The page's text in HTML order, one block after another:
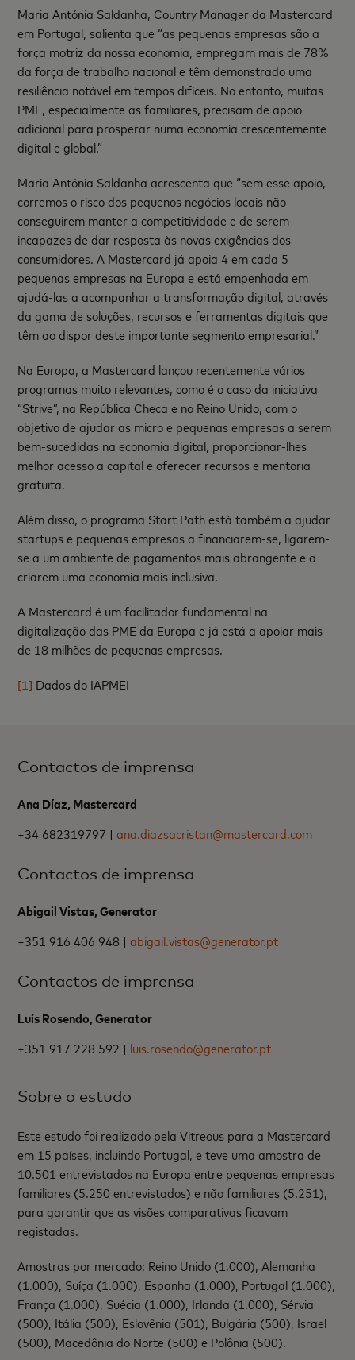
Maria Antónia Saldanha, Country Manager da Mastercard
em Portugal, salienta que “as pequenas empresas são a
força motriz da nossa economia, empregam mais de 78%
da força de trabalho nacional e têm demonstrado uma
resiliência notável em tempos difíceis. No entanto, muitas
PME, especialmente as familiares, precisam de apoio
adicional para prosperar numa economia crescentemente
digital e global.”
Maria Antónia Saldanha acrescenta que “sem esse apoio,
corremos o risco dos pequenos negócios locais não
conseguirem manter a competitividade e de serem
incapazes de dar resposta às novas exigências dos
consumidores. A Mastercard já apoia 4 em cada 5
pequenas empresas na Europa e está empenhada em
ajudá-las a acompanhar a transformação digital, através
da gama de soluções, recursos e ferramentas digitais que
têm ao dispor deste importante segmento empresarial.”
Na Europa, a Mastercard lançou recentemente vários
programas muito relevantes, como é o caso da iniciativa
“Strive”, na República Checa e no Reino Unido, com o
objetivo de ajudar as micro e pequenas empresas a serem
bem-sucedidas na economia digital, proporcionar-lhes
melhor acesso a capital e oferecer recursos e mentoria
gratuita.
Além disso, o programa Start Path está também a ajudar
startups e pequenas empresas a financiarem-se, ligarem-
se a um ambiente de pagamentos mais abrangente e a
criarem uma economia mais inclusiva.
A Mastercard é um facilitador fundamental na
digitalização das PME da Europa e já está a apoiar mais
de 18 milhões de pequenas empresas.
[1] Dados do IAPMEI
Contactos de imprensa
Ana Díaz, Mastercard
+34 682319797 |ana.diazsacristan@mastercard.com
Contactos de imprensa
Abigail Vistas, Generator
+351 916 406 948 |abigail.vistas@generator.pt
Contactos de imprensa
Luís Rosendo, Generator
+351 917 228 592 | luis.rosendo@generator.pt
Sobre o estudo
Este estudo foi realizado pela Vitreous para a Mastercard
em 15 países, incluindo Portugal, e teve uma amostra de
10.501 entrevistados na Europa entre pequenas empresas
familiares (5.250 entrevistados) e não familiares (5.251),
para garantir que as visões comparativas ficavam
registadas.
Amostras por mercado: Reino Unido (1.000), Alemanha
(1.000), Suíça (1.000), Espanha (1.000), Portugal (1.000),
França (1.000), Suécia (1.000), Irlanda (1.000), Sérvia
(500), Itália (500), Eslovênia (501), Bulgária (500), Israel
(500), Macedônia do Norte (500) e Polônia (500).